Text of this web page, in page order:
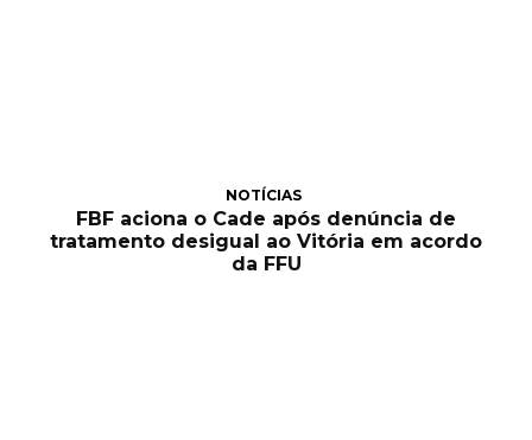
NOTÍCIAS
FBF aciona o Cade após denúncia de
tratamento desigual ao Vitória em acordo
da FFU